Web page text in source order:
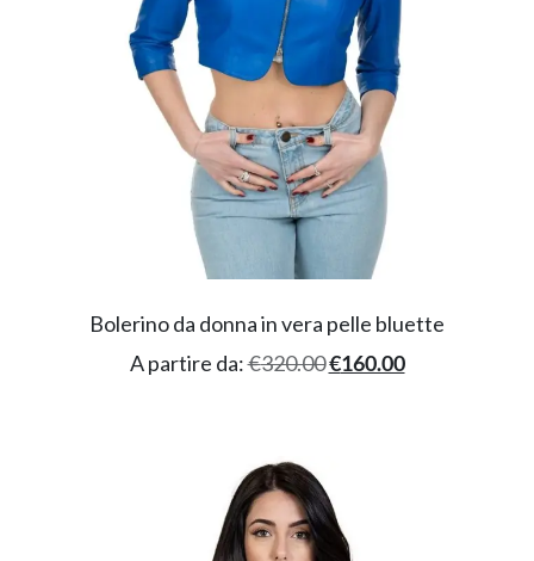
Bolerino da donna in vera pelle bluette
A partire da:€320.00€160.00